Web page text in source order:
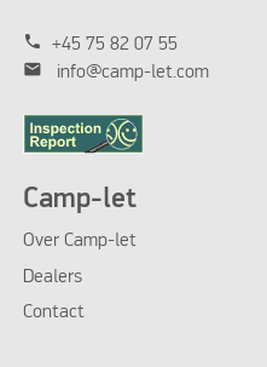
KEUKEN ALL ROUND
phone +45 75 82 07 55
mail info@camp-let.com
Camp-let
Over Camp-let
Dealers
Contact